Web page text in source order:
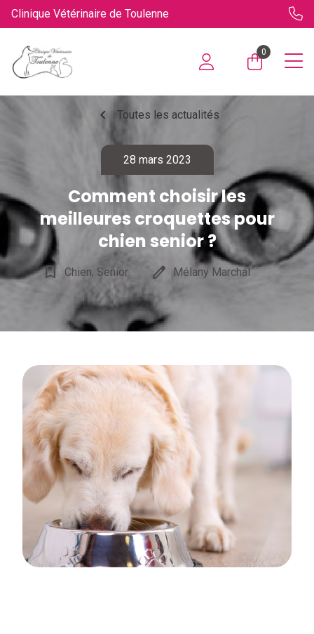
Clinique Vétérinaire de Toulenne
0
chevron_left Toutes les actualités
28 mars 2023
Comment choisir les
meilleures croquettes pour
chien senior ?
bookmark_border Chien, Senior edit Mélany Marchal